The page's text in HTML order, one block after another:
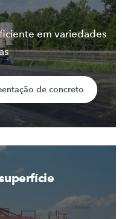
em variedades
de concreto